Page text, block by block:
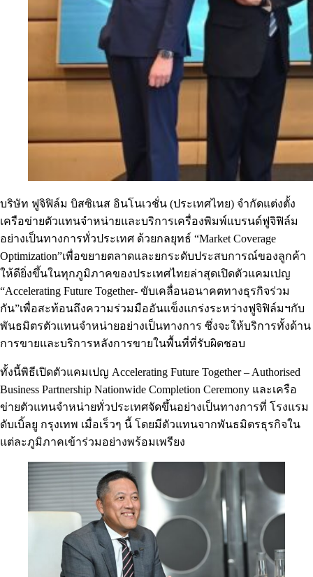
บริษัท ฟูจิฟิล์ม บิสซิเนส อินโนเวชั่น (ประเทศไทย) จำกัดแต่งตั้ง
เครือข่ายตัวแทนจำหน่ายและบริการเครื่องพิมพ์แบรนด์ฟูจิฟิล์ม
อย่างเป็นทางการทั่วประเทศ ด้วยกลยุทธ์ “Market Coverage
Optimization”เพื่อขยายตลาดและยกระดับประสบการณ์ของลูกค้า
ให้ดียิ่งขึ้นในทุกภูมิภาคของประเทศไทยล่าสุดเปิดตัวแคมเปญ
“Accelerating Future Together- ขับเคลื่อนอนาคตทางธุรกิจร่วม
กัน”เพื่อสะท้อนถึงความร่วมมืออันแข็งแกร่งระหว่างฟูจิฟิล์มฯกับ
พันธมิตรตัวแทนจำหน่ายอย่างเป็นทางการ ซึ่งจะให้บริการทั้งด้าน
การขายและบริการหลังการขายในพื้นที่ที่รับผิดชอบ
ทั้งนี้พิธีเปิดตัวแคมเปญ Accelerating Future Together – Authorised
Business Partnership Nationwide Completion Ceremony และเครือ
ข่ายตัวแทนจำหน่ายทั่วประเทศจัดขึ้นอย่างเป็นทางการที่ โรงแรม
ดับเบิ้ลยู กรุงเทพ เมื่อเร็วๆ นี้ โดยมีตัวแทนจากพันธมิตรธุรกิจใน
แต่ละภูมิภาคเข้าร่วมอย่างพร้อมเพรียง